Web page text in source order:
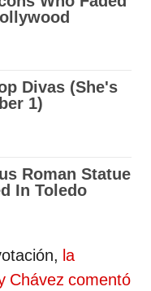
la
Chávez comentó